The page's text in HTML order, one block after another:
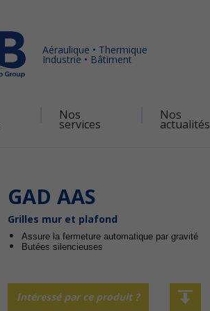
Aéraulique • Thermique
Industrie • Bâtiment
Nos
services
Nos
actualités
GAD AAS
Grilles mur et plafond
Assure la fermeture automatique par gravité
Butées silencieuses
Intéressé par ce produit ?